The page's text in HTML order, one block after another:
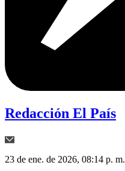
Redacción El País
23 de ene. de 2026, 08:14 p. m.